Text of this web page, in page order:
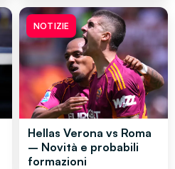
NOTIZIE
Hellas Verona vs Roma
– Novità e probabili
formazioni